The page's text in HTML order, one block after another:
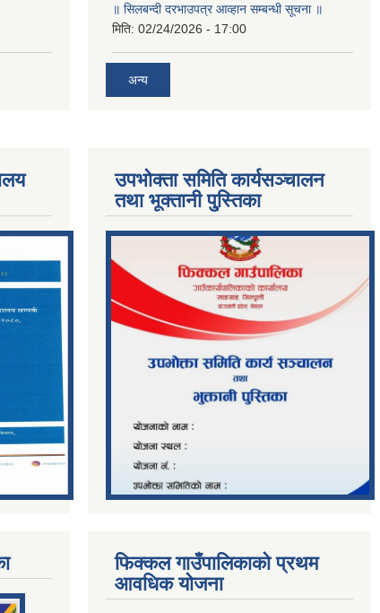
॥ सिलबन्दी दरभाउपत्र आव्हान सम्बन्धी सूचना ॥
मिति: 02/24/2026 - 17:00
अन्य
उपभोक्ता समिति कार्यसञ्चालन
तथा भूक्तानी पु्स्तिका
फिक्कल गाउँपालिकाको प्रथम
आवधिक योजना